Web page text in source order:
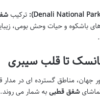
ترکیب
باشکوه و حیات وحش بومی،
تا قلب سیبری
جهان، مناطق گسترده ای در
شفق قطبیبه شمار می روند.